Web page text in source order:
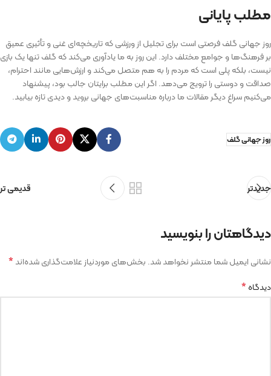
مطلب پایانی
روز جهانی گلف فرصتی است برای تجلیل از ورزشی که تاریخچه‌ای غنی و تأثیری عمیق
بر فرهنگ‌ها و جوامع مختلف دارد. این روز به ما یادآوری می‌کند که گلف تنها یک بازی
نیست، بلکه پلی است که مردم را به هم متصل می‌کند و ارزش‌هایی مانند احترام،
صداقت و دوستی را ترویج می‌دهد. اگر این مطلب برایتان جالب بود، پیشنهاد
می‌کنیم سراغ دیگر مقالات ما درباره مناسبت‌های جهانی بروید و دیدی تازه بیابید.
روز جهانی گلف
جدیدتر قدیمی تر
دیدگاهتان را بنویسید
نشانی ایمیل شما منتشر نخواهد شد. بخش‌های موردنیاز علامت‌گذاری شده‌اند*
دیدگاه*